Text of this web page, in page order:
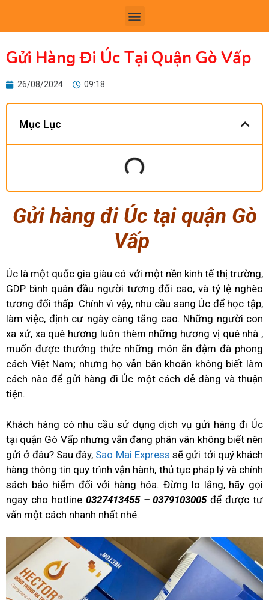
Gửi Hàng Đi Úc Tại Quận Gò Vấp
26/08/2024 09:18
Mục Lục
Gửi hàng đi Úc tại quận Gò
Vấp
Úc là một quốc gia giàu có với một nền kinh tế thị trường,
GDP bình quân đầu người tương đối cao, và tỷ lệ nghèo
tương đối thấp. Chính vì vậy, nhu cầu sang Úc để học tập,
làm việc, định cư ngày càng tăng cao. Những người con
xa xứ, xa quê hương luôn thèm những hương vị quê nhà ,
muốn được thưởng thức những món ăn đậm đà phong
cách Việt Nam; nhưng họ vẫn băn khoăn không biết làm
cách nào để gửi hàng đi Úc một cách dễ dàng và thuận
tiện.
Khách hàng có nhu cầu sử dụng dịch vụ gửi hàng đi Úc
tại quận Gò Vấp nhưng vẫn đang phân vân không biết nên
gửi ở đâu? Sau đây, Sao Mai Express sẽ gửi tới quý khách
hàng thông tin quy trình vận hành, thủ tục pháp lý và chính
sách bảo hiểm đối với hàng hóa. Đừng lo lắng, hãy gọi
ngay cho hotline 0327413455– 0379103005để được tư
vấn một cách nhanh nhất nhé.